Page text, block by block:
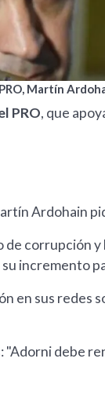
Martín
PRO, que
Ardohain
de corrupción
incremento
en sus redes
"Adorni debe